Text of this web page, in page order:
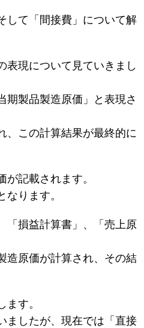
して「間接費」について解
表現について見ていきまし
期製品製造原価」と表現さ
、この計算結果が最終的に
記載されます。
ります。
「損益計算書」、「売上原
造原価が計算され、その結
す。
ましたが、現在では「直接